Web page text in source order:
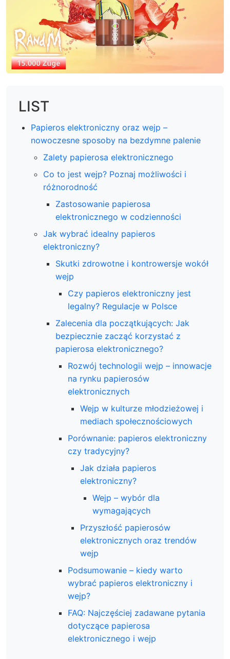
LIST
Papieros elektroniczny oraz wejp –
nowoczesne sposoby na bezdymne palenie
Zalety papierosa elektronicznego
Co to jest wejp? Poznaj możliwości i
różnorodność
Zastosowanie papierosa
elektronicznego w codzienności
Jak wybrać idealny papieros
elektroniczny?
Skutki zdrowotne i kontrowersje wokół
wejp
Czy papieros elektroniczny jest
legalny? Regulacje w Polsce
Zalecenia dla początkujących: Jak
bezpiecznie zacząć korzystać z
papierosa elektronicznego?
Rozwój technologii wejp – innowacje
na rynku papierosów
elektronicznych
Wejp w kulturze młodzieżowej i
mediach społecznościowych
Porównanie: papieros elektroniczny
czy tradycyjny?
Jak działa papieros
elektroniczny?
Wejp – wybór dla
wymagających
Przyszłość papierosów
elektronicznych oraz trendów
wejp
Podsumowanie – kiedy warto
wybrać papieros elektroniczny i
wejp?
FAQ: Najczęściej zadawane pytania
dotyczące papierosa
elektronicznego i wejp